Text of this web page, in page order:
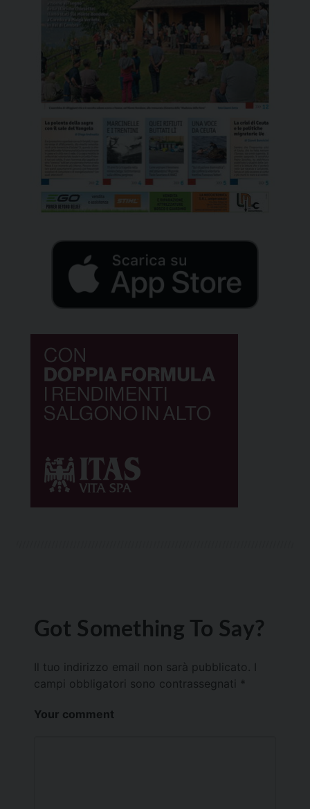
Got Something To Say?
Il tuo indirizzo email non sarà pubblicato.
campi obbligatori sono contrassegnati *
Your comment